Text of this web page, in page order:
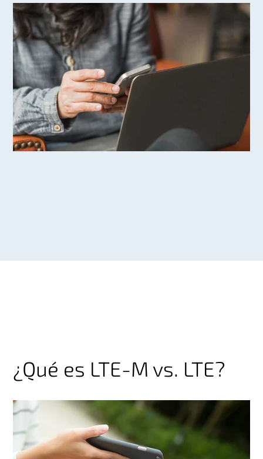
¿Qué es LTE-M vs. LTE?